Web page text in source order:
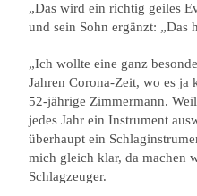
„Das wird ein richtig geiles
und sein Sohn ergänzt: „Das
„Ich wollte eine ganz
Jahren Corona-Zeit, wo es ja
52-jährige Zimmermann.
jedes Jahr ein Instrument
überhaupt ein
mich gleich klar, da machen
Schlagzeuger.